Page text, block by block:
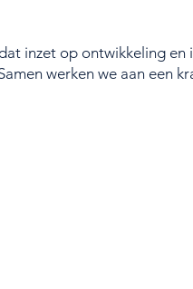
inzet op ontwikkeling en
werken we aan een